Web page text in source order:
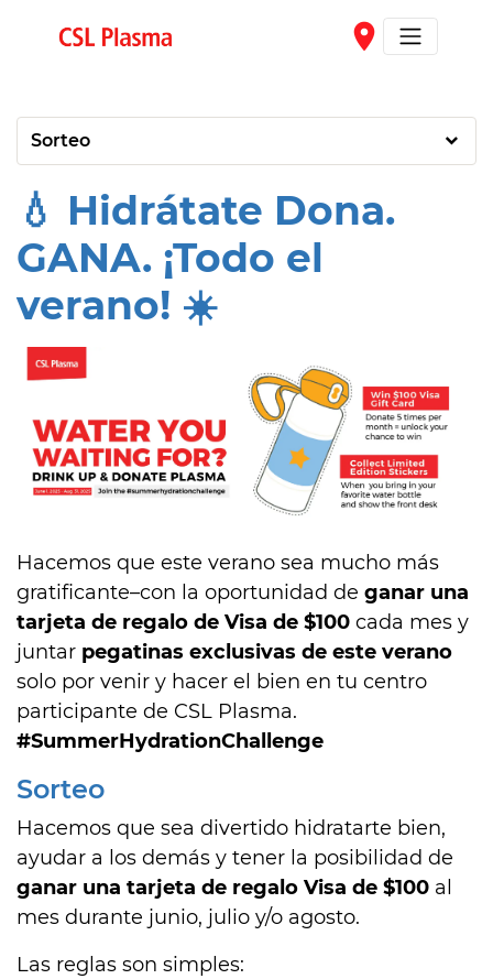
place
Sorteo
💧 Hidrátate Dona.
GANA. ¡Todo el
verano! ☀️
Hacemos que este verano sea mucho más
gratificante–con la oportunidad de ganar una
tarjeta de regalo de Visa de $100 cada mes y
juntar pegatinas exclusivas de este verano
solo por venir y hacer el bien en tu centro
participante de CSL Plasma.
#SummerHydrationChallenge
Sorteo
Hacemos que sea divertido hidratarte bien,
ayudar a los demás y tener la posibilidad de
ganar una tarjeta de regalo Visa de $100 al
mes durante junio, julio y/o agosto.
Las reglas son simples: